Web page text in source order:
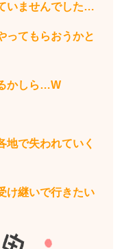
いませんでした…
ってもらおうかと
かしら…W
地で失われていく
け継いで行きたい